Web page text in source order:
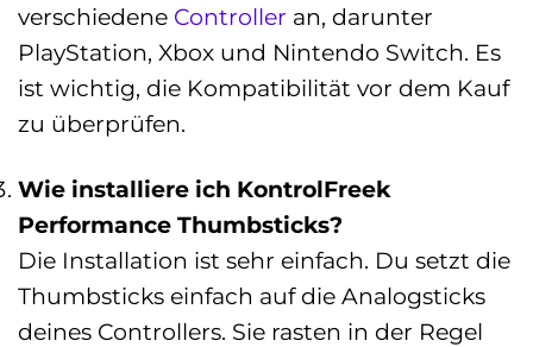
verschiedene Controller an, darunter
PlayStation, Xbox und Nintendo Switch. Es
ist wichtig, die Kompatibilität vor dem Kauf
zu überprüfen.
Wie installiere ich KontrolFreek
Performance Thumbsticks?
Die Installation ist sehr einfach. Du setzt die
Thumbsticks einfach auf die Analogsticks
deines Controllers. Sie rasten in der Regel